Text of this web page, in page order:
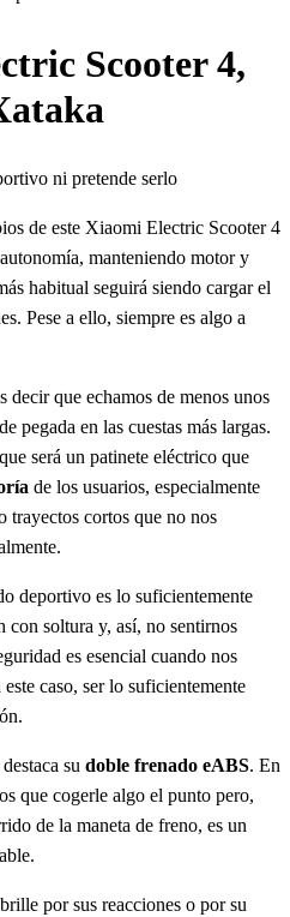
Scooter 4,
ni pretende serlo
de este Xiaomi Electric Scooter 4
manteniendo motor y
habitual seguirá siendo cargar el
Pese a ello, siempre es algo a
decir que echamos de menos unos
pegada en las cuestas más largas.
será un patinete eléctrico que
de los usuarios, especialmente
trayectos cortos que no nos
deportivo es lo suficientemente
con soltura y, así, no sentirnos
es esencial cuando nos
caso, ser lo suficientemente
su doble frenado eABS. En
que cogerle algo el punto pero,
de la maneta de freno, es un
por sus reacciones o por su